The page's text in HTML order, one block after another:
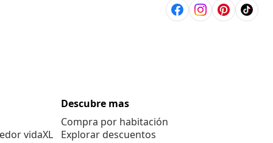
vidaXL
Descubre mas
Compra por habitación
Explorar descuentos